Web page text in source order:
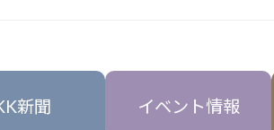
新聞 イベント情報